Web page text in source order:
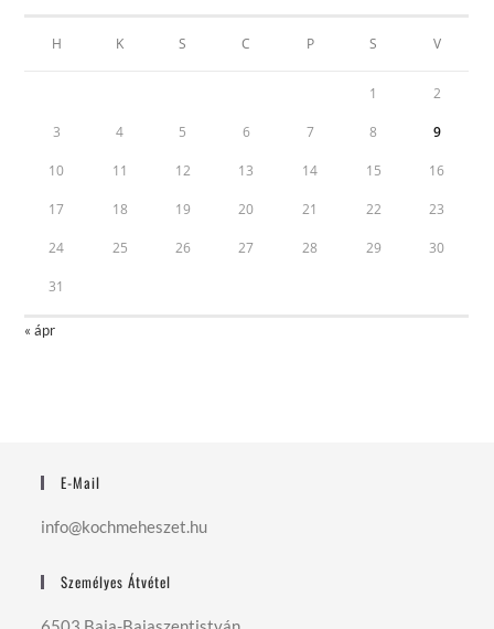
H K S C P S V
1 2
3 4 5 6 7 8 9
10 11 12 13 14 15 16
17 18 19 20 21 22 23
24 25 26 27 28 29 30
31
« ápr
E-Mail
info@kochmeheszet.hu
Személyes Átvétel